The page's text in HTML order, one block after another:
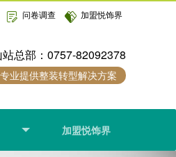
问卷调查 加盟悦饰界
总部：0757-82092378
专业提供整装转型解决方案
加盟悦饰界